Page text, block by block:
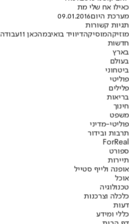
כאילו אח שלי מת
מערכת היום09.01.2016
תגיות קשורות
מוזיקהמוסיקהדיוויד בואיבמהכאן 11 עבודה
חדשות
בארץ
בעולם
ביטחוני
פוליטי
פלילים
בריאות
חינוך
משפט
פוליטי-מדיני
תרבות ובידור
ForReal
ספורט
תיירות
אופנה ולייף סטייל
אוכל
טכנולוגיה
כלכלה וצרכנות
דעות
כללי ומידע